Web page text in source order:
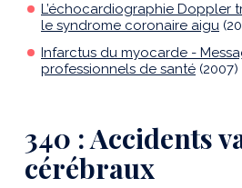
L’échocardiographie Doppler
le syndrome coronaire aigu
Infarctus du myocarde -
professionnels de santé (2007)
340 : Accidents
cérébraux